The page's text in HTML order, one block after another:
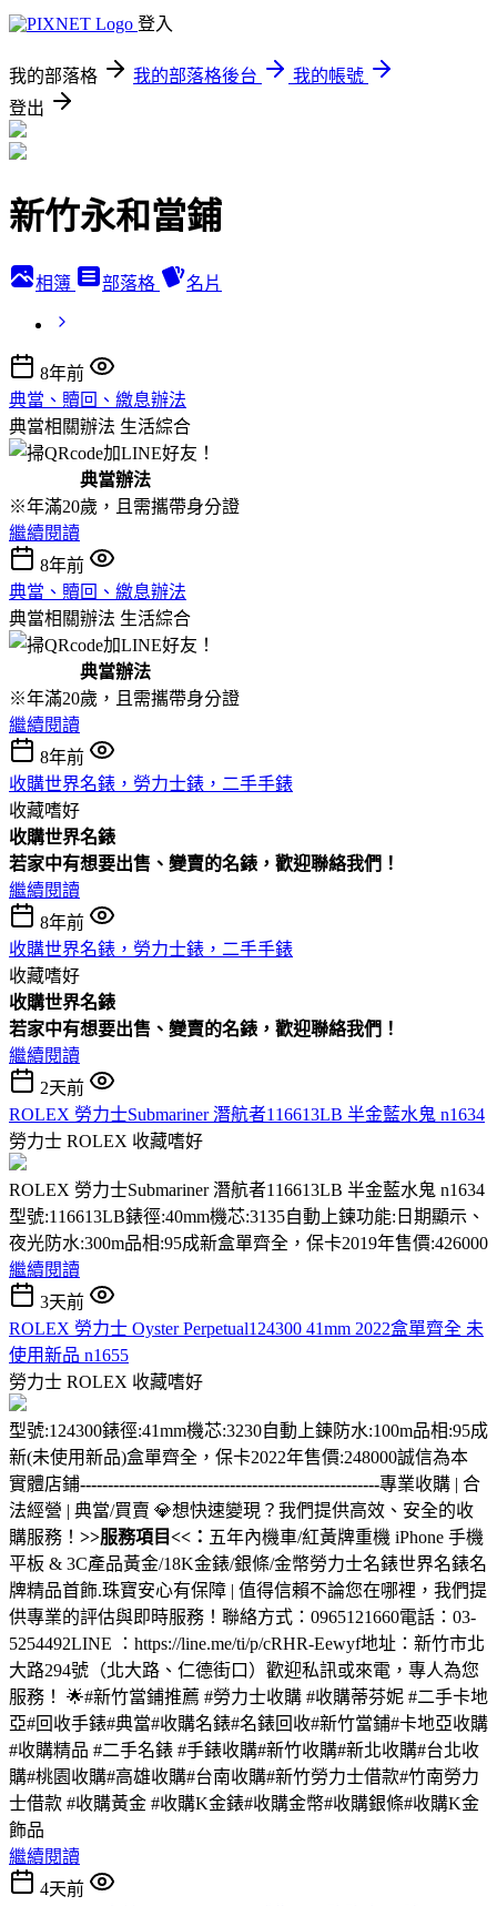
登入
我的部落格 我的部落格後台
我的帳號
登出
新竹永和當鋪
相簿 部落格 名片
8年前
典當、贖回、繳息辦法
典當相關辦法 生活綜合
典當辦法
※年滿20歲，且需攜帶身分證
繼續閱讀
8年前
典當、贖回、繳息辦法
典當相關辦法 生活綜合
典當辦法
※年滿20歲，且需攜帶身分證
繼續閱讀
8年前
收購世界名錶，勞力士錶，二手手錶
收藏嗜好
收購世界名錶
若家中有想要出售、變賣的名錶，歡迎聯絡我們！
繼續閱讀
8年前
收購世界名錶，勞力士錶，二手手錶
收藏嗜好
收購世界名錶
若家中有想要出售、變賣的名錶，歡迎聯絡我們！
繼續閱讀
2天前
ROLEX 勞力士Submariner 潛航者116613LB 半金藍水鬼 n1634
勞力士 ROLEX 收藏嗜好
ROLEX 勞力士Submariner 潛航者116613LB 半金藍水鬼 n1634
型號:116613LB錶徑:40mm機芯:3135自動上鍊功能:日期顯示、
夜光防水:300m品相:95成新盒單齊全，保卡2019年售價:426000
繼續閱讀
3天前
ROLEX 勞力士 Oyster Perpetual124300 41mm 2022盒單齊全 未
使用新品 n1655
勞力士 ROLEX 收藏嗜好
型號:124300錶徑:41mm機芯:3230自動上鍊防水:100m品相:95成
新(未使用新品)盒單齊全，保卡2022年售價:248000誠信為本
實體店鋪------------------------------------------------------專業收購 | 合
法經營 | 典當/買賣 💎想快速變現？我們提供高效、安全的收
購服務！ >>服務項目<<： 五年內機車/紅黃牌重機 iPhone 手機
平板 & 3C產品黃金/18K金錶/銀條/金幣勞力士名錶世界名錶名
牌精品首飾.珠寶安心有保障 | 值得信賴不論您在哪裡，我們提
供專業的評估與即時服務！聯絡方式：0965121660電話：03-
5254492LINE ：https://line.me/ti/p/cRHR-Eewyf地址：新竹市北
大路294號（北大路、仁德街口）歡迎私訊或來電，專人為您
服務！ 🌟#新竹當鋪推薦 #勞力士收購 #收購蒂芬妮 #二手卡地
亞#回收手錶#典當#收購名錶#名錶回收#新竹當鋪#卡地亞收購
#收購精品 #二手名錶 #手錶收購#新竹收購#新北收購#台北收
購#桃園收購#高雄收購#台南收購#新竹勞力士借款#竹南勞力
士借款 #收購黃金 #收購K金錶#收購金幣#收購銀條#收購K金
飾品
繼續閱讀
4天前